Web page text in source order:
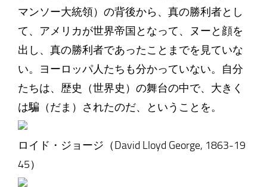
マンソー大統領）の背後から、真の勝利者とし
て、アメリカが世界帝国となって、ヌーと顔を
出し、真の勝利者であったことまでを見ていな
い。ヨーロッパ人たちも分かっていない。自分
たちは、歴史（世界史）の舞台の中で、大きく
は騙（だま）されたのだ、ということを。
ロイド・ジョージ（David Lloyd George, 1863-19
45）